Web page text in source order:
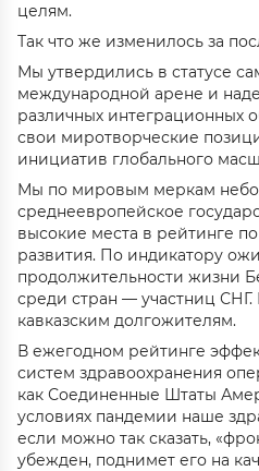
целям.
Так что же изменилось за
Мы утвердились в статусе
международной арене и
различных интеграционных
свои миротворческие
инициатив глобального
Мы по мировым меркам
среднеевропейское
высокие места в рейтинге
развития. По индикатору
продолжительности жизни
среди стран — участниц
кавказским долгожителям.
В ежегодном рейтинге
систем здравоохранения
как Соединенные Штаты
условиях пандемии наше
если можно так сказать,
убежден, поднимет его на